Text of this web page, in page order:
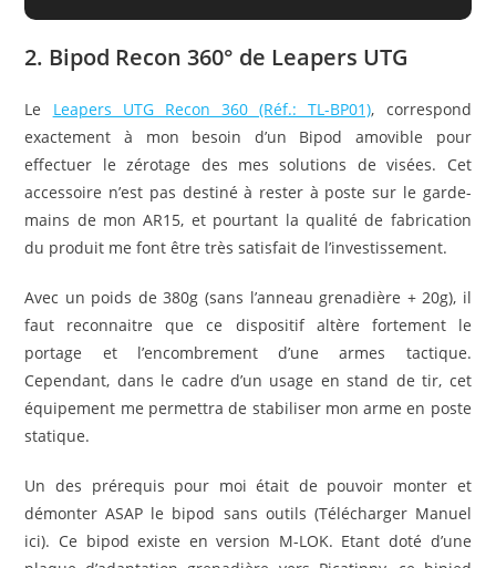
2. Bipod Recon 360° de Leapers UTG
Le Leapers UTG Recon 360 (Réf.: TL-BP01), correspond
exactement à mon besoin d’un Bipod amovible pour
effectuer le zérotage des mes solutions de visées. Cet
accessoire n’est pas destiné à rester à poste sur le garde-
mains de mon AR15, et pourtant la qualité de fabrication
du produit me font être très satisfait de l’investissement.
Avec un poids de 380g (sans l’anneau grenadière + 20g), il
faut reconnaitre que ce dispositif altère fortement le
portage et l’encombrement d’une armes tactique.
Cependant, dans le cadre d’un usage en stand de tir, cet
équipement me permettra de stabiliser mon arme en poste
statique.
Un des prérequis pour moi était de pouvoir monter et
démonter ASAP le bipod sans outils (Télécharger Manuel
ici). Ce bipod existe en version M-LOK. Etant doté d’une